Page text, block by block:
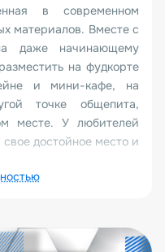
в современном
материалов. Вместе с
даже начинающему
на фудкорте
и мини-кафе, на
точке общепита,
месте. У любителей
достойное место и
вафли – лакомство,
так и